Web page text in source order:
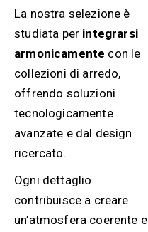
La nostra selezione è
studiata per integrarsi
armonicamente con le
collezioni di arredo,
offrendo soluzioni
tecnologicamente
avanzate e dal design
ricercato.
Ogni dettaglio
contribuisce a creare
un’atmosfera coerente e